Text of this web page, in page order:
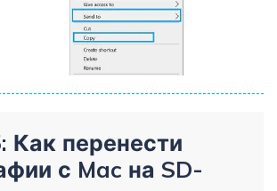
Как перенести
с Mac на SD-